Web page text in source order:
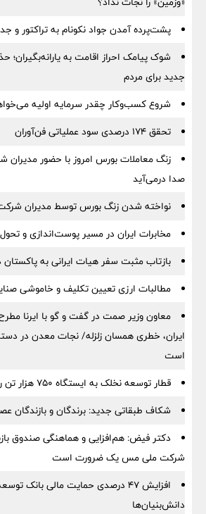
پشت‌پرده آمدن جواد نکونام به تراکتور و
شوک پیامک احراز اقامت به یارانه‌بگیران؛
جدید برای مردم
شروع کسب‌وکار چقدر سرمایه اولیه
تحقق ۱۷۴ درصدی سود عملیاتی فن‌آوران
زنگ معاملات بورس امروز با حضور مدیران
صدا درمی‌آید
نواخته شدن زنگ بورس توسط مدیران شرکت
مخابرات ایران در مسیر پوست‌اندازی و تحول
بازتاب مثبت سفر هیات ایرانی به
مطالبات ارزی تعیین تکلیف و خاموشی
معاون وزیر صمت در گفت و گو با ایرنا
ایران، خطری همسان زلزله/ نجات معدن در
است
قطار توسعه نخلک به ایستگاه ۷۵۰ هزار تن رسید
شکاف طبقاتی جدید: برندگان و
دکتر فیض: هم‌افزایی و هماهنگی صندوق
شرکت ملی مس یک ضرورت است
افزایش ۴۷ درصدی حمایت مالی بانک
دانش‌بنیان‌ها